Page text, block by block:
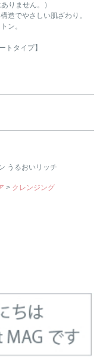
りません。）
造でやさしい肌ざわり。
ン。
トタイプ】
うるおいリッチ
> クレンジング